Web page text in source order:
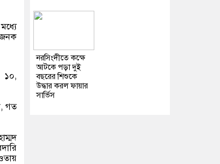
১০,
গত
নরসিংদীতে কক্ষে
আটকে পড়া দুই
বছরের শিশুকে
উদ্ধার করল ফায়ার
সার্ভিস